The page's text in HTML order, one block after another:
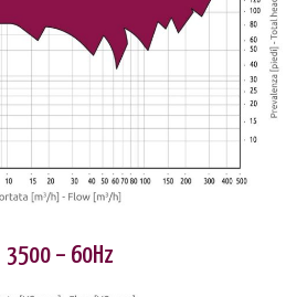
3500 – 60Hz